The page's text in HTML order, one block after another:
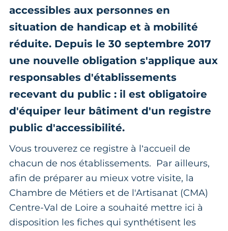
accessibles aux personnes en
situation de handicap et à mobilité
réduite. Depuis le 30 septembre 2017
une nouvelle obligation s'applique aux
responsables d'établissements
recevant du public : il est obligatoire
d'équiper leur bâtiment d'un registre
public d'accessibilité.
Vous trouverez ce registre à l’accueil de
chacun de nos établissements. Par ailleurs,
afin de préparer au mieux votre visite, la
Chambre de Métiers et de l'Artisanat (CMA)
Centre-Val de Loire a souhaité mettre ici à
disposition les fiches qui synthétisent les